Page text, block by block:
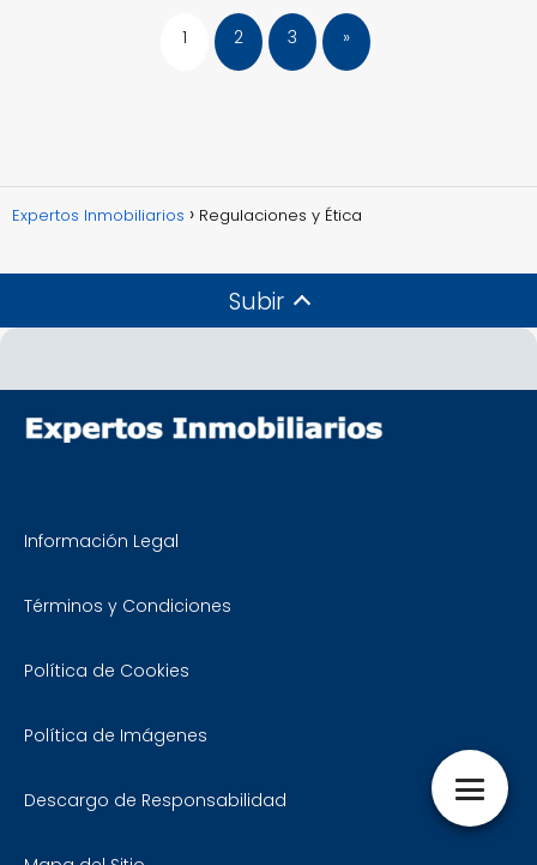
1 2 3 »
Expertos Inmobiliarios Regulaciones y Ética
Subir
Información Legal
Términos y Condiciones
Política de Cookies
Política de Imágenes
Descargo de Responsabilidad